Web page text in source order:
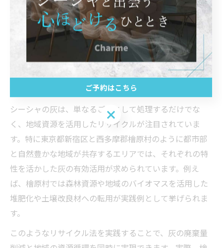
い、安全に処理することから始めてみましょう。
持続可能な地域資源によるシーシ
ャ灰対策
地域資源を活かしたシーシャ灰リサイクル法
シーシャの灰は、単なるごみとして処理するだけでな
く、地域資源を活用したリサイクルが注目されていま
す。特に東京都新宿区と西多摩郡檜原村のように都市部
と自然豊かな地域が共存するエリアでは、それぞれの特
性を活かした灰の有効活用が求められています。例え
ば、檜原村では森林資源や地域のバイオマスを活用した
堆肥化や土壌改良材への転用が実践例として挙げられま
す。
このようなリサイクル法を実践することで、灰の廃棄量
ご予約はこちら
ご予約はこちら